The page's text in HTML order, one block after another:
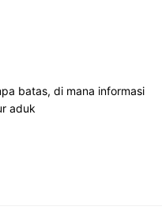
batas, di mana informasi
aduk